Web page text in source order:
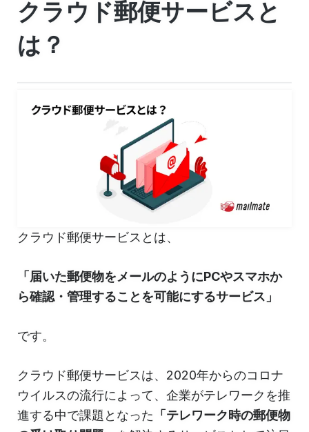
クラウド郵便サービスと
は？
クラウド郵便サービスとは、
「届いた郵便物をメールのようにPCやスマホか
ら確認・管理することを可能にするサービス」
です。
クラウド郵便サービスは、2020年からのコロナ
ウイルスの流行によって、企業がテレワークを推
進する中で課題となった 「テレワーク時の郵便物